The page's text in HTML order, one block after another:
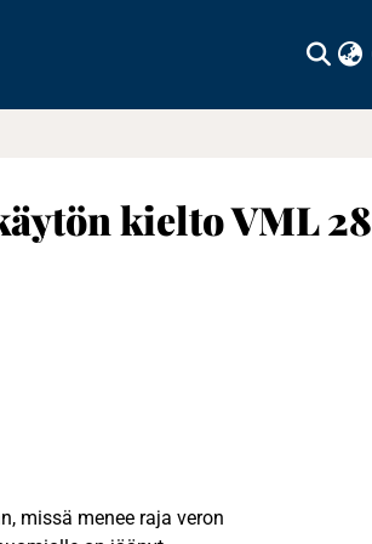
kielto VML 28
missä menee raja veron